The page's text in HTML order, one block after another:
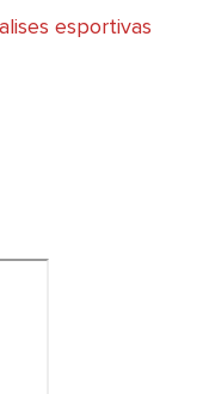
esportivas